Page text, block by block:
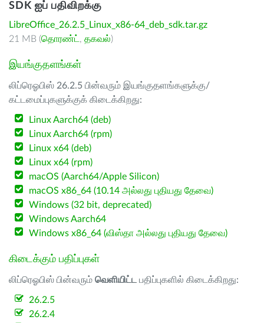
SDK ஐப் பதிவிறக்கு
LibreOffice_26.2.5_Linux_x86-64_deb_sdk.tar.gz
21 MB (தொரண்ட் , தகவல்)
இயங்குதளங்கள்
லிப்ரெஓபிஸ் 26.2.5 பின்வரும் இயங்குதளங்களுக்கு/
கட்டமைப்புகளுக்குக் கிடைக்கிறது:
Linux Aarch64 (deb)
Linux Aarch64 (rpm)
Linux x64 (deb)
Linux x64 (rpm)
macOS (Aarch64/Apple Silicon)
macOS x86_64 (10.14 அல்லது புதியது தேவை)
Windows (32 bit, deprecated)
Windows Aarch64
Windows x86_64 (விஸ்தா அல்லது புதியது தேவை)
கிடைக்கும் பதிப்புகள்
லிப்ரெஓபிஸ் பின்வரும் வெளியிட்ட பதிப்புகளில் கிடைக்கிறது:
26.2.5
26.2.4